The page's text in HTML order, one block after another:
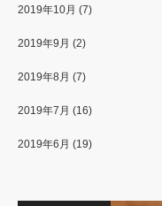
2019年10月 (7)
2019年9月 (2)
2019年8月 (7)
2019年7月 (16)
2019年6月 (19)